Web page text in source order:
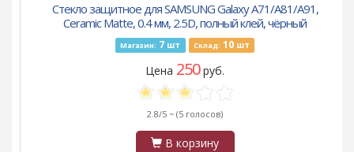
Стекло защитное для SAMSUNG Galaxy A71/A81/A91,
Ceramic Matte, 0.4 мм, 2.5D, полный клей, чёрный
Магазин: 7 шт Склад: 10шт
Цена 250руб.
2.8/5 ~ (5 голосов)
В корзину